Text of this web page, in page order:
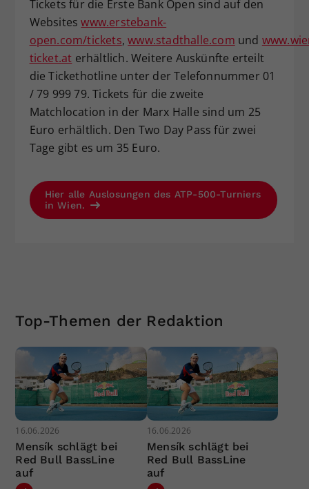
Tickets für die Erste Bank Open sind auf den
Websiteswww.erstebank-
open.com/tickets,www.stadthalle.com und
ticket.at erhältlich. Weitere Auskünfte erteilt
die Tickethotline unter der Telefonnummer 01
/ 79 999 79. Tickets für die zweite
Matchlocation in der Marx Halle sind um 25
Euro erhältlich. Den Two Day Pass für zwei
Tage gibt es um 35 Euro.
Hier alle Auslosungen des ATP-500-Turniers
in Wien.
Top-Themen der Redaktion
16.06.2026
Mensík schlägt bei
Red Bull BassLine
auf
16.06.2026
Mensík schlägt bei
Red Bull BassLine
auf